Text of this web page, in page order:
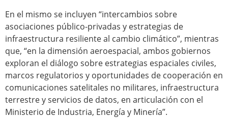
En el mismo se incluyen “intercambios sobre
asociaciones público-privadas y estrategias de
infraestructura resiliente al cambio climático”, mientras
que, “en la dimensión aeroespacial, ambos gobiernos
exploran el diálogo sobre estrategias espaciales civiles,
marcos regulatorios y oportunidades de cooperación en
comunicaciones satelitales no militares, infraestructura
terrestre y servicios de datos, en articulación con el
Ministerio de Industria, Energía y Minería”.